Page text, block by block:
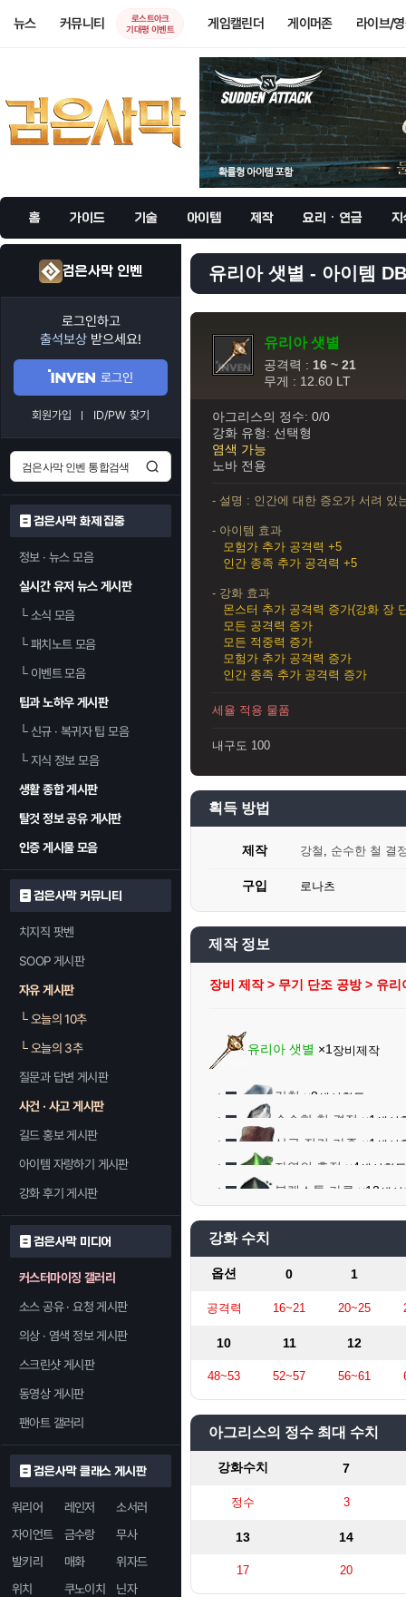
뉴스 커뮤니티
로스트아크
기대평 이벤트
게임캘린더 게이머존 라이브/
홈 가이드 기술 아이템 제작 요리 · 연금 지
검은사막 인벤
로그인하고
출석보상 받으세요!
로그인
회원가입 ID/PW 찾기
검은사막 화제 집중
정보 · 뉴스 모음
실시간 유저 뉴스 게시판
└소식 모음
└패치노트 모음
└이벤트 모음
팁과 노하우 게시판
└신규 · 복귀자 팁 모음
└지식 정보 모음
생활 종합 게시판
탈것 정보 공유 게시판
인증 게시물 모음
검은사막 커뮤니티
치지직 팟벤
SOOP 게시판
자유 게시판
└오늘의 10추
└오늘의 3추
질문과 답변 게시판
사건 · 사고 게시판
길드 홍보 게시판
아이템 자랑하기 게시판
강화 후기 게시판
검은사막 미디어
커스터마이징 갤러리
소스 공유 · 요청 게시판
의상 · 염색 정보 게시판
스크린샷 게시판
동영상 게시판
팬아트 갤러리
검은사막 클래스 게시판
워리어 레인저
소서러
자이언트
금수랑
무사
발키리
매화
위자드
위치
쿠노이치
닌자
유리아 샛별 - 아이템 DB
유리아 샛별
공격력 : 16 ~ 21
무게 : 12.60 LT
아그리스의 정수: 0/0
강화 유형: 선택형
염색 가능
노바 전용
- 설명 : 인간에 대한 증오가 서려 있
- 아이템 효과
모험가 추가 공격력 +5
인간 종족 추가 공격력 +5
- 강화 효과
몬스터 추가 공격력 증가(강화 장
모든 공격력 증가
모든 적중력 증가
모험가 추가 공격력 증가
인간 종족 추가 공격력 증가
세율 적용 물품
내구도 100
획득 방법
제작 강철 , 순수한 철 결
구입 로나츠
제작 정보
장비 제작 > 무기 단조 공방 > 유리
유리아 샛별 ×1 장비제작
강철 ×8 생산활동
석탄×5
녹아내린 철 조각
그루닐 투구×1
황동 주괴
녹아내
아연
상급 질긴
코끼
블랙스톤
고대 마
검은 수
순수한 철 결정 ×1 생산
철 주괴×3생산활동
녹아내린 철 조
그루닐 투구
황동 주
녹
질
검은 수
검은
금속 용해제 ×2
상급 질긴 가죽 ×1 생산
질긴 가죽×10생산
자연의 흔적 ×4 생산활동
편백나무 원목×3
영롱한 오팔
오팔 원석
목재 강화제
블랙스톤 가루
고대 마력의
블랙스톤 가루 ×12 생
강화 수치
옵션 0 1
공격력 16~21 20~25
10 11 12
48~53 52~57 56~61
아그리스의 정수 최대 수치
강화수치 7
정수 3
13 14
17 20